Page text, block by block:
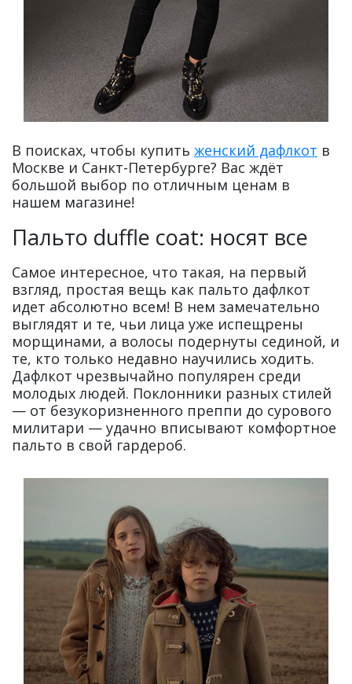
В поисках, чтобы купить женский дафлкот в
Москве и Санкт-Петербурге? Вас ждёт
большой выбор по отличным ценам в
нашем магазине!
Пальто duffle coat: носят все
Самое интересное, что такая, на первый
взгляд, простая вещь как пальто дафлкот
идет абсолютно всем! В нем замечательно
выглядят и те, чьи лица уже испещрены
морщинами, а волосы подернуты сединой, и
те, кто только недавно научились ходить.
Дафлкот чрезвычайно популярен среди
молодых людей. Поклонники разных стилей
— от безукоризненного преппи до сурового
милитари — удачно вписывают комфортное
пальто в свой гардероб.